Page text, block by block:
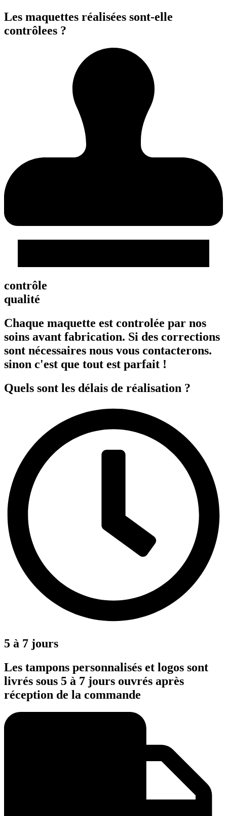
Les maquettes réalisées sont-elle
contrôlees ?
contrôle
qualité
Chaque maquette est controlée par nos
soins avant fabrication. Si des corrections
sont nécessaires nous vous contacterons.
sinon c'est que tout est parfait !
Quels sont les délais de réalisation ?
5 à 7 jours
Les tampons personnalisés et logos sont
livrés sous 5 à 7 jours ouvrés après
réception de la commande